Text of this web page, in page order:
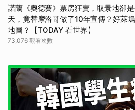
諾蘭《奧德賽》票房狂賣，取景地卻
天，竟替摩洛哥做了10年宣傳？好萊
地圖？【TODAY 看世界】
73,076 觀看次數